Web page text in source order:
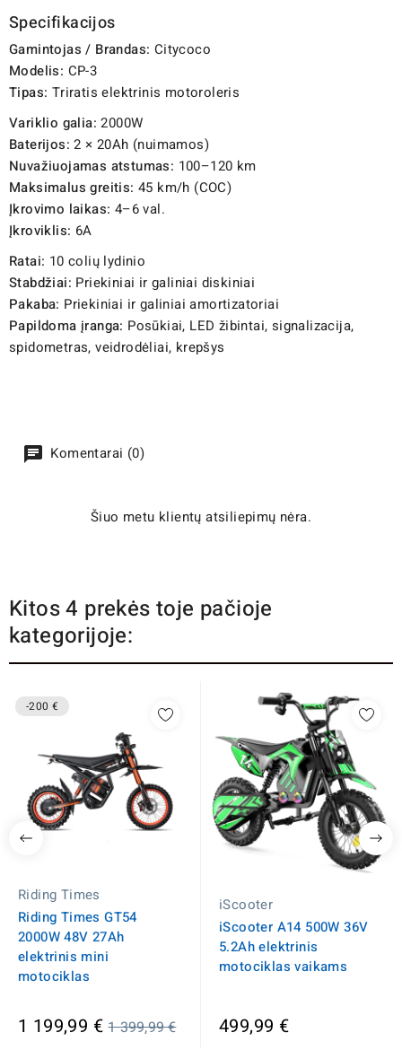
Specifikacijos
Gamintojas / Brandas: Citycoco
Modelis: CP-3
Tipas: Triratis elektrinis motoroleris
Variklio galia: 2000W
Baterijos: 2 × 20Ah (nuimamos)
Nuvažiuojamas atstumas: 100–120 km
Maksimalus greitis: 45 km/h (COC)
Įkrovimo laikas: 4–6 val.
Įkroviklis: 6A
Ratai: 10 colių lydinio
Stabdžiai: Priekiniai ir galiniai diskiniai
Pakaba: Priekiniai ir galiniai amortizatoriai
Papildoma įranga: Posūkiai, LED žibintai, signalizacija,
spidometras, veidrodėliai, krepšys
Komentarai (0)
Šiuo metu klientų atsiliepimų nėra.
Kitos 4 prekės toje pačioje
kategorijoje:
-200 €
Riding Times
Riding Times GT54
2000W 48V 27Ah
elektrinis mini
motociklas
1 199,99 €Įprasta
1 399,99 €
iScooter
iScooter A14 500W 36V
5.2Ah elektrinis
motociklas vaikams
499,99 €